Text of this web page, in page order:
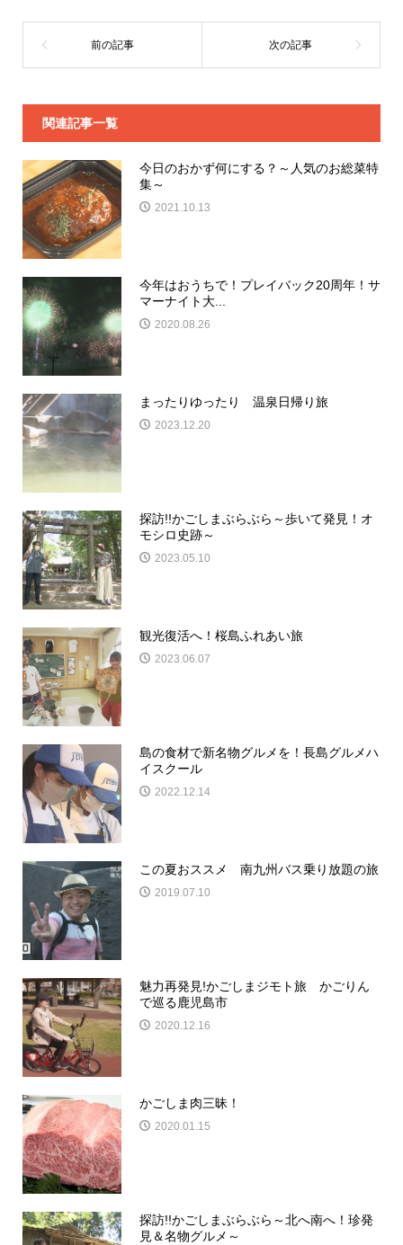
関連記事一覧
今日のおかず何にする？～人気のお総菜特
集～
2021.10.13
今年はおうちで！プレイバック20周年！サ
マーナイト大...
2020.08.26
まったりゆったり 温泉日帰り旅
2023.12.20
探訪!!かごしまぶらぶら～歩いて発見！オ
モシロ史跡～
2023.05.10
観光復活へ！桜島ふれあい旅
2023.06.07
島の食材で新名物グルメを！長島グルメハ
イスクール
2022.12.14
この夏おススメ 南九州バス乗り放題の旅
2019.07.10
魅力再発見!かごしまジモト旅 かごりん
で巡る鹿児島市
2020.12.16
かごしま肉三昧！
2020.01.15
探訪!!かごしまぶらぶら～北へ南へ！珍発
見＆名物グルメ～